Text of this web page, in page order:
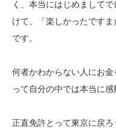
く、本当にはじめまして
けて、「楽しかったです
です。
何者かわからない人にお金
って自分の中では本当に感
正直免許とって東京に戻